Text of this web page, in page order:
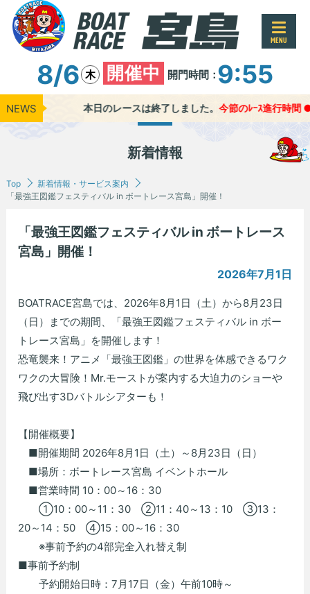
MENU
8/6 木 開催中 開門時間：9:55
NEWS 本日のレースは終了しました。今節のﾚｰｽ進行時間
新着情報
Top
新着情報・サービス案内
「最強王図鑑フェスティバル in ボートレース宮島」開催！
「最強王図鑑フェスティバル in ボートレース
宮島」開催！
2026年7月1日
BOATRACE宮島では、2026年8月1日（土）から8月23日
（日）までの期間、「最強王図鑑フェスティバル in ボー
トレース宮島」を開催します！
恐竜襲来！アニメ「最強王図鑑」の世界を体感できるワク
ワクの大冒険！Mr.モーストが案内する大迫力のショーや
飛び出す3Dバトルシアターも！
【開催概要】
■開催期間 2026年8月1日（土）～8月23日（日）
■場所：ボートレース宮島 イベントホール
■営業時間 10：00～16：30
①10：00～11：30 ②11：40～13：10 ③13：
20～14：50 ④15：00～16：30
※事前予約の4部完全入れ替え制
■事前予約制
予約開始日時：7月17日（金）午前10時～